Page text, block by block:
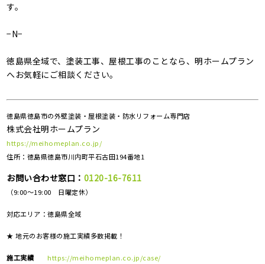
す。
−N−
徳島県全域で、塗装工事、屋根工事のことなら、明ホームプラン
へお気軽にご相談ください。
徳島県徳島市の外壁塗装・屋根塗装・防水リフォーム専門店
株式会社明ホームプラン
https://meihomeplan.co.jp/
住所：徳島県徳島市川内町平石古田194番地1
お問い合わせ窓口： 0120-16-7611
（9:00～19:00 日曜定休）
対応エリア：徳島県全域
★ 地元のお客様の施工実績多数掲載！
施工実績
https://meihomeplan.co.jp/case/